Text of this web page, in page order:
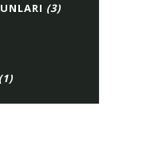
(3)
(1)